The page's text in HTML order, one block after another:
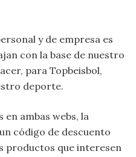
y de empresa es
con la base de nuestro
para Topbeisbol,
deporte.
ambas webs, la
código de descuento
productos que interesen